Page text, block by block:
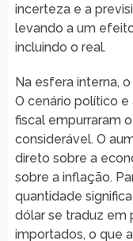
incerteza e a
levando a um
incluindo o real.
Na esfera interna,
O cenário político
fiscal empurraram
considerável. O
direto sobre a
sobre a inflação.
quantidade
dólar se traduz em
importados, o que